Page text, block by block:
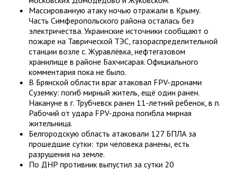
Массированную атаку ночью отражали в Крыму.
Часть Симферопольского района осталась без
электричества. Украинские источники сообщают о
пожаре на Таврической ТЭС, газораспределительной
станции возле с. Журавлёвка, нефтегазовом
хранилище в районе Бахчисарая. Официального
комментария пока не было.
В Брянской области враг атаковал FPV-дронами
Суземку: погиб мирный житель, ещё один ранен.
Накануне в г. Трубчевск ранен 11-летний ребенок, в п.
Рабочий от удара FPV-дрона погибла мирная
жительница.
Белгородскую область атаковали 127 БПЛА за
прошедшие сутки: три человека ранены, есть
разрушения на земле.
По ДНР противник выпустил за сутки 20